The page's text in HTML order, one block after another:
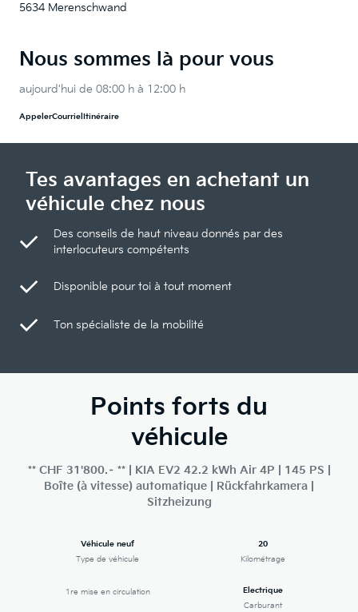
5634 Merenschwand
Nous sommes là pour vous
aujourd'hui de 08:00 h à 12:00 h
AppelerCourriel Itinéraire
Tes avantages en achetant un
véhicule chez nous
Des conseils de haut niveau donnés par des
interlocuteurs compétents
Disponible pour toi à tout moment
Ton spécialiste de la mobilité
Points forts du
véhicule
** CHF 31'800.– ** | KIA EV2 42.2 kWh Air 4P | 145 PS |
Boîte (à vitesse) automatique | Rückfahrkamera |
Sitzheizung
Véhicule neuf
Type de véhicule
20
Kilométrage
1re mise en circulation
Electrique
Carburant